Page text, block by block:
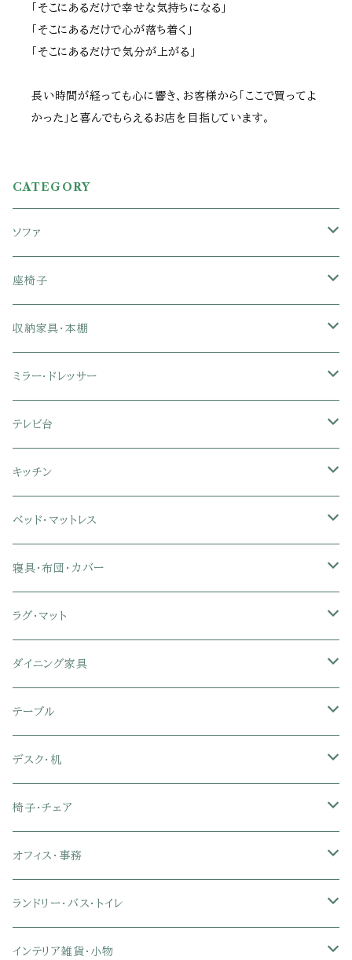
「そこにあるだけで幸せな気持ちになる」
「そこにあるだけで心が落ち着く」
「そこにあるだけで気分が上がる」
長い時間が経っても心に響き、お客様から「ここで買ってよ
かった」と喜んでもらえるお店を目指しています。
CATEGORY
ソファ
1人掛けソファ
2人掛けソファ
3人掛けソファ
フロアソファ・ローソファ
ソファベッド
カウチソファ・コーナーソファ
リクライニングソファ
スツール・オットマン
クッションソファ
革・レザー・合皮ソファ
布張り・ファブリックソファ
ソファカバー
座椅子
1人掛け座椅子
2人掛け座椅子
リクライニング座椅子
肘付き座椅子
座椅子カバー
ポケットコイル座椅子
収納家具・本棚
カラーボックス
本棚・書棚
衣類・タンス・チェスト
ハンガーラック
ラック・シェルフ
スチールラック・メタルラック
衣装ケース・壁面収納・ワードローブ
キャビネット・サイドボード
ランドリー・トイレ収納
玄関収納
突っ張り棚・突っ張りラック
ミラー・ドレッサー
ドレッサー・鏡台
ミラー・スタンドミラー
テレビ台
壁面収納・ハイタイプテレビ台
ミドルタイプテレビ台
ロータイプテレビ台
コーナーテレビ台
伸縮テレビ台
テレビスタンド
サイドチェスト
幅90cm以下テレビ台
幅91～120cmテレビ台
幅121～150cmテレビ台
幅151～180cmテレビ台
キッチン
食器棚・キッチンボード
レンジ台
キッチンワゴン
キッチンカウンター
キッチンラック・冷蔵庫ラック
隙間収納
キッチンマット
キッチン用品
キッチン家電
ベッド・マットレス
ローベッド
セミシングル
シングル
収納付きベッド
セミシングル
シングル
パネルベッド
セミシングル
シングル
すのこベッド
セミシングル
シングル
脚付きマットレス
セミシングル
シングル
パイプベッド
ロフトベッド
2段ベッド
折りたたみベッド
寝具・布団・カバー
掛け布団
敷き布団
布団セット
枕
タオルケット・ガーゼケット
ブランケット・毛布
布団カバー・敷きパッド
ひんやりマット（冷却マット）
ラグ・マット
ラグ・カーペット
玄関マット
キッチンマット
フローリングマット
ジョイントマット
ダイニング家具
ダイニングテーブル
ダイニングチェア・ベンチ
ダイニングテーブルセット
2人用ダイニングテーブルセット
4人用ダイニングテーブルセット
6人用ダイニングテーブルセット
テーブル
サイドテーブル
ウッドテーブル
センターテーブル
ガラステーブル
カウンターテーブル
デスク・机
パソコン・オフィスデスク
L字デスク
収納付きデスク
キーボードスライダー付きデスク
椅子・チェア
ダイニングチェア・ベンチ
オフィスチェア
リクライニングチェア
リビングチェア
オフィス・事務
オフィスチェア
オフィスデスク
ランドリー・バス・トイレ
ランドリーラック
インテリア雑貨・小物